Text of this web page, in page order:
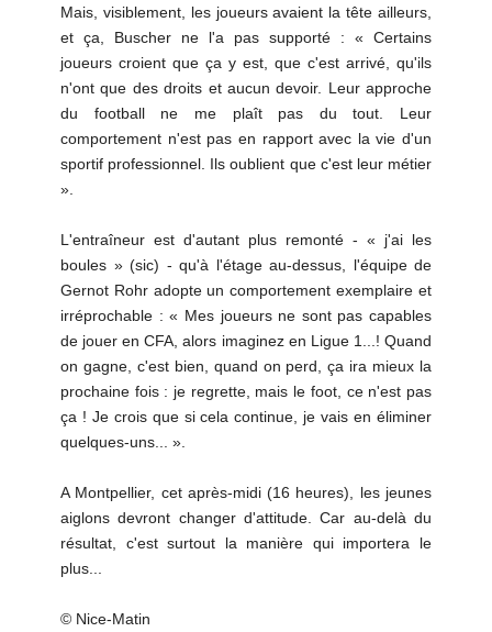
Mais, visiblement, les joueurs avaient la tête ailleurs,
et ça, Buscher ne l'a pas supporté : « Certains
joueurs croient que ça y est, que c'est arrivé, qu'ils
n'ont que des droits et aucun devoir. Leur approche
du football ne me plaît pas du tout. Leur
comportement n'est pas en rapport avec la vie d'un
sportif professionnel. Ils oublient que c'est leur métier
».
L'entraîneur est d'autant plus remonté - « j'ai les
boules » (sic) - qu'à l'étage au-dessus, l'équipe de
Gernot Rohr adopte un comportement exemplaire et
irréprochable : « Mes joueurs ne sont pas capables
de jouer en CFA, alors imaginez en Ligue 1...! Quand
on gagne, c'est bien, quand on perd, ça ira mieux la
prochaine fois : je regrette, mais le foot, ce n'est pas
ça ! Je crois que si cela continue, je vais en éliminer
quelques-uns... ».
A Montpellier, cet après-midi (16 heures), les jeunes
aiglons devront changer d'attitude. Car au-delà du
résultat, c'est surtout la manière qui importera le
plus...
© Nice-Matin